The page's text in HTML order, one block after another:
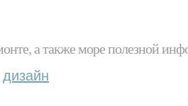
а также море полезной
дизайн